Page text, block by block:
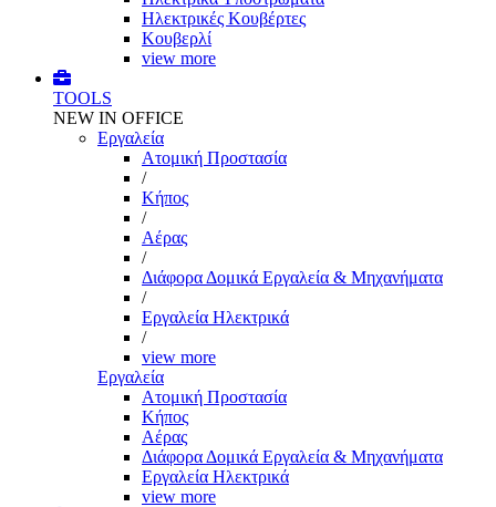
Ηλεκτρικές Κουβέρτες
Κουβερλί
view more
TOOLS
NEW IN OFFICE
Εργαλεία
Aτομική Προστασία
/
Kήπος
/
Αέρας
/
Διάφορα Δομικά Εργαλεία & Μηχανήματα
/
Εργαλεία Ηλεκτρικά
/
view more
Εργαλεία
Aτομική Προστασία
Kήπος
Αέρας
Διάφορα Δομικά Εργαλεία & Μηχανήματα
Εργαλεία Ηλεκτρικά
view more